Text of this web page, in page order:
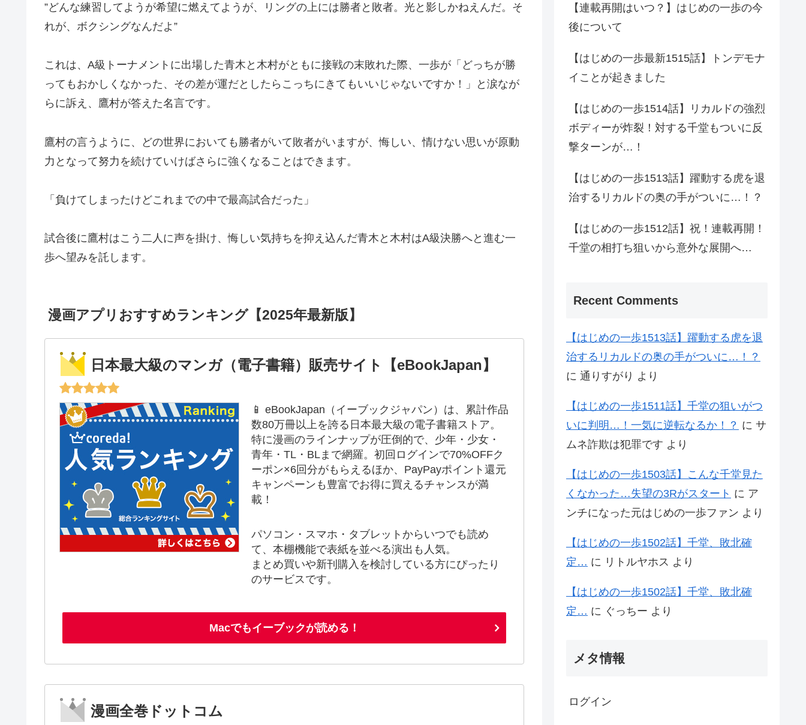
”どんな練習してようが希望に燃えてようが、リングの上には勝者と敗者。光と影しかねえんだ。そ
れが、ボクシングなんだよ”
これは、A級トーナメントに出場した青木と木村がともに接戦の末敗れた際、一歩が「どっちが勝
ってもおかしくなかった、その差が運だとしたらこっちにきてもいいじゃないですか！」と涙なが
らに訴え、鷹村が答えた名言です。
鷹村の言うように、どの世界においても勝者がいて敗者がいますが、悔しい、情けない思いが原動
力となって努力を続けていけばさらに強くなることはできます。
「負けてしまったけどこれまでの中で最高試合だった」
試合後に鷹村はこう二人に声を掛け、悔しい気持ちを抑え込んだ青木と木村はA級決勝へと進む一
歩へ望みを託します。
漫画アプリおすすめランキング【2025年最新版】
日本最大級のマンガ（電子書籍）販売サイト【eBookJapan】
📱 eBookJapan（イーブックジャパン）は、累計作品
数80万冊以上を誇る日本最大級の電子書籍ストア。
特に漫画のラインナップが圧倒的で、少年・少女・
青年・TL・BLまで網羅。初回ログインで70%OFFク
ーポン×6回分がもらえるほか、PayPayポイント還元
キャンペーンも豊富でお得に買えるチャンスが満
載！
パソコン・スマホ・タブレットからいつでも読め
て、本棚機能で表紙を並べる演出も人気。
まとめ買いや新刊購入を検討している方にぴったり
のサービスです。
Macでもイーブックが読める！
漫画全巻ドットコム
【連載再開はいつ？】はじめの一歩の今
後について
【はじめの一歩最新1515話】トンデモナ
イことが起きました
【はじめの一歩1514話】リカルドの強烈
ボディーが炸裂！対する千堂もついに反
撃ターンが…！
【はじめの一歩1513話】躍動する虎を退
治するリカルドの奥の手がついに…！？
【はじめの一歩1512話】祝！連載再開！
千堂の相打ち狙いから意外な展開へ…
Recent Comments
【はじめの一歩1513話】躍動する虎を退
治するリカルドの奥の手がついに…！？
に 通りすがり より
【はじめの一歩1511話】千堂の狙いがつ
いに判明…！一気に逆転なるか！？ に サ
ムネ詐欺は犯罪です より
【はじめの一歩1503話】こんな千堂見た
くなかった…失望の3Rがスタート に ア
ンチになった元はじめの一歩ファン より
【はじめの一歩1502話】千堂、敗北確
定… に リトルヤホス より
【はじめの一歩1502話】千堂、敗北確
定… に ぐっちー より
メタ情報
ログイン